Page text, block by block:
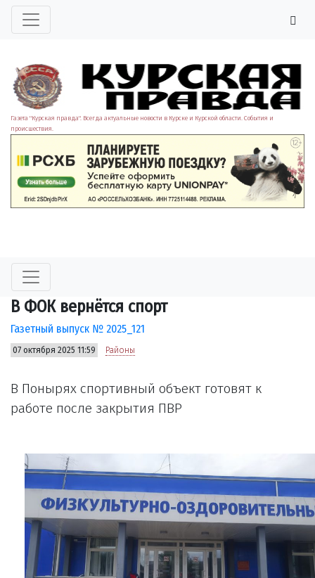
Газета "Курская правда". Всегда актуальные новости в Курске и Курской области. События и
происшествия.
В ФОК вернётся спорт
Газетный выпуск № 2025_121
07 октября 2025 11:59 Районы
В Понырях спортивный объект готовят к
работе после закрытия ПВР